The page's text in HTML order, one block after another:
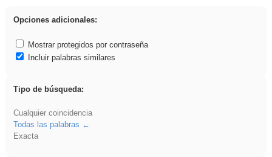
Opciones adicionales:
Mostrar protegidos por contraseña
Incluir palabras similares
Tipo de búsqueda:
Cualquier coincidencia
Todas las palabras
Exacta